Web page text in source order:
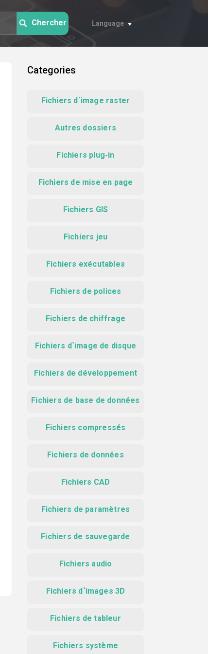
Chercher Language
Categories
Fichiers d`image raster
Autres dossiers
Fichiers plug-in
Fichiers de mise en page
Fichiers GIS
Fichiers jeu
Fichiers exécutables
Fichiers de polices
Fichiers de chiffrage
Fichiers d`image de disque
Fichiers de développement
Fichiers de base de données
Fichiers compressés
Fichiers de données
Fichiers CAD
Fichiers de paramètres
Fichiers de sauvegarde
Fichiers audio
Fichiers d`images 3D
Fichiers de tableur
Fichiers système